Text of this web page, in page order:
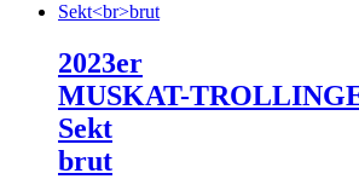
2023er
MUSKAT-
Sekt
brut